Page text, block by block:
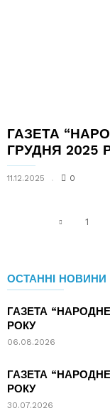
ГАЗЕТА
ГРУДНЯ 2025
11.12.2025 0
1
ОСТАННІ НОВИНИ
ГАЗЕТА
РОКУ
06.08.2026
ГАЗЕТА
РОКУ
30.07.2026